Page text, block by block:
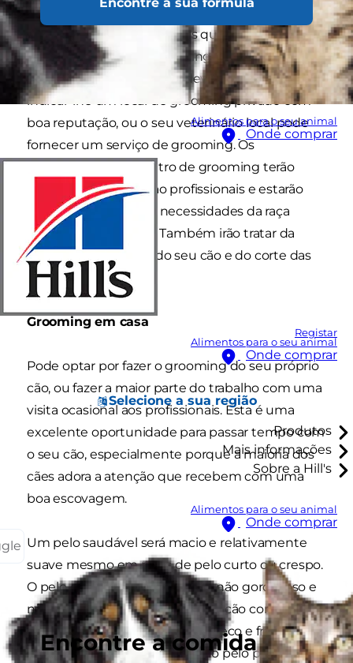
Alimentos para o seu animal
Onde comprar
Registar
Alimentos para o seu animal
Onde comprar
Selecione a sua região
Produtos
Mais informações
Sobre a Hill's
Alimentos para o seu animal
Onde comprar
Encontre a comida
Pode encontrar vários locais que oferecem uma
série de serviços de grooming a preços justos.
Uma loja de animais local deve conseguir
indicar-lhe um local de grooming privado com
boa reputação, ou o seu veterinário local pode
fornecer um serviço de grooming. Os
colaboradores no centro de grooming terão
devida formação, serão profissionais e estarão
familiarizados com as necessidades da raça
particular do seu cão. Também irão tratar da
limpeza dos ouvidos do seu cão e do corte das
suas unhas.
Grooming em casa
Pode optar por fazer o grooming do seu próprio
cão, ou fazer a maior parte do trabalho com uma
visita ocasional aos profissionais. Esta é uma
excelente oportunidade para passar tempo com
o seu cão, especialmente porque a maioria dos
cães adora a atenção que recebem com uma
boa escovagem.
Um pelo saudável será macio e relativamente
suave mesmo em raças de pelo curto ou crespo.
O pelo deve ser brilhante, mas não gorduroso e
não deve ter um odor forte. Um cão com um
pelo pouco saudável terá pelo seco e frágil com
muita queda de pelo. O próprio pelo pode ser